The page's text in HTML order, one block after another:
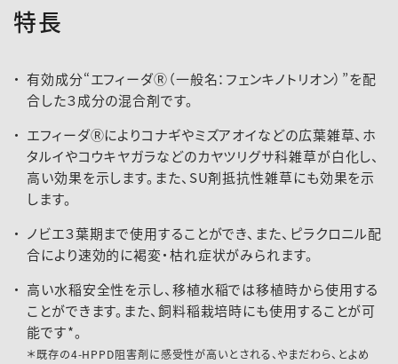
2024-208登録速報（241030）
特長
有効成分“エフィーダⓇ（一般名：フェンキノトリオン）”を配
合した３成分の混合剤です。
エフィーダⓇによりコナギやミズアオイなどの広葉雑草、ホ
タルイやコウキヤガラなどのカヤツリグサ科雑草が白化し、
高い効果を示します。また、SU剤抵抗性雑草にも効果を示
します。
ノビエ３葉期まで使用することができ、また、ピラクロニル配
合により速効的に褐変・枯れ症状がみられます。
高い水稲安全性を示し、移植水稲では移植時から使用する
ことができます。また、飼料稲栽培時にも使用することが可
能です*。
＊既存の4-HPPD阻害剤に感受性が高いとされる、やまだわら、とよめ